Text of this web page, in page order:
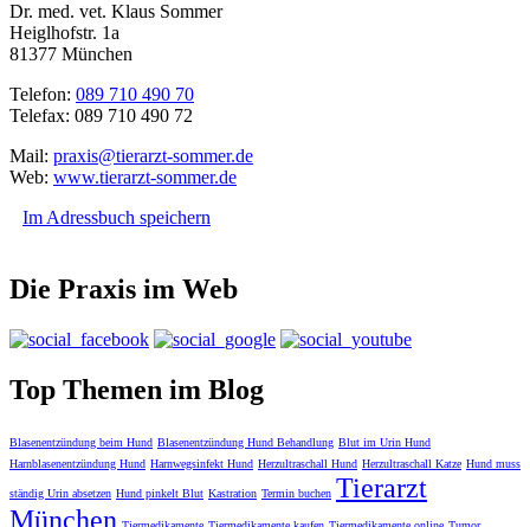
Dr. med. vet. Klaus Sommer
Heiglhofstr. 1a
81377 München
Telefon: 089 710 490 70
Telefax: 089 710 490 72
Mail: praxis@tierarzt-sommer.de
Web: www.tierarzt-sommer.de
Im Adressbuch speichern
Die Praxis im Web
Top Themen im Blog
Blasenentzündung beim Hund Blasenentzündung Hund Behandlung Blut im Urin Hund
Harnblasenentzündung Hund Harnwegsinfekt Hund Herzultraschall Hund Herzultraschall Katze Hund muss
ständig Urin absetzen Hund pinkelt Blut Kastration Termin buchen Tierarzt
München